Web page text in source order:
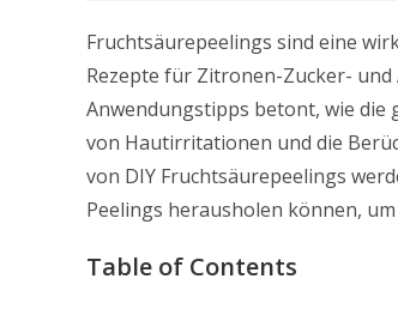
Fruchtsäurepeelings sind eine
Rezepte für Zitronen-Zucker-
Anwendungstipps betont, wie die
von Hautirritationen und die
von DIY Fruchtsäurepeelings
Peelings herausholen können,
Table of Contents